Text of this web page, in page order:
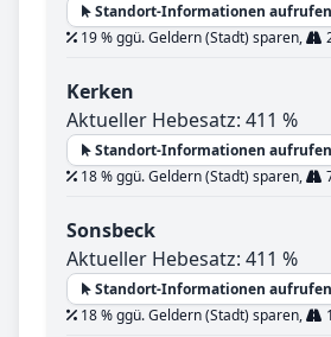
Standort-Informationen aufrufen
19 % ggü. Geldern (Stadt) sparen,
Kerken
Aktueller Hebesatz: 411 %
Standort-Informationen aufrufen
18 % ggü. Geldern (Stadt) sparen,
Sonsbeck
Aktueller Hebesatz: 411 %
Standort-Informationen aufrufen
18 % ggü. Geldern (Stadt) sparen,